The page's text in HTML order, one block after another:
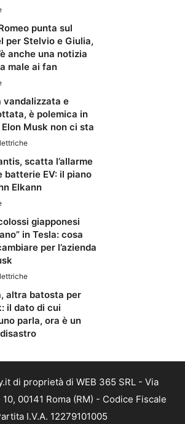
punta sul
per Stelvio e Giulia,
anche una notizia
male ai fan
vandalizzata e
è polemica in
Elon Musk non ci sta
scatta l’allarme
batterie EV: il piano
Elkann
giapponesi
in Tesla: cosa
per l’azienda
altra batosta per
il dato di cui
parla, ora è un
di proprietà di WEB 365 SRL - Via
00141 Roma (RM) - Codice Fiscale
I.V.A. 12279101005